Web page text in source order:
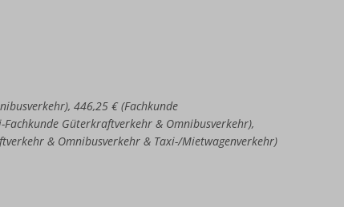
446,25 € (Fachkunde
Güterkraftverkehr & Omnibusverkehr),
& Omnibusverkehr & Taxi-/Mietwagenverkehr)